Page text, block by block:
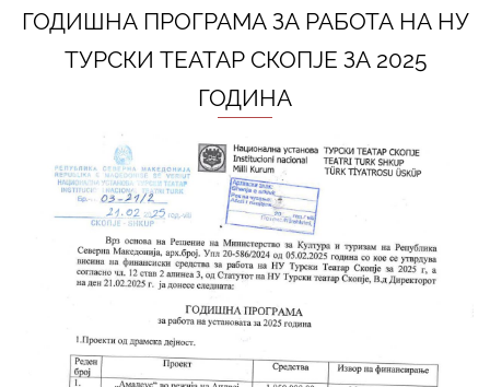
ГОДИШНА ПРОГРАМА ЗА РАБОТА НА НУ
ТУРСКИ ТЕАТАР СКОПЈЕ ЗА 2025
ГОДИНА